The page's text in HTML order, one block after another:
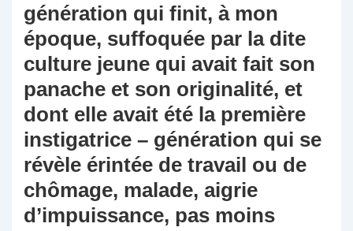
génération qui finit, à mon
époque, suffoquée par la dite
culture jeune qui avait fait son
panache et son originalité, et
dont elle avait été la première
instigatrice – génération qui se
révèle érintée de travail ou de
chômage, malade, aigrie
d’impuissance, pas moins